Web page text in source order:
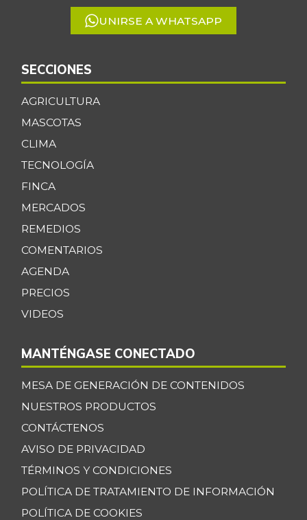
UNIRSE A WHATSAPP
SECCIONES
AGRICULTURA
MASCOTAS
CLIMA
TECNOLOGÍA
FINCA
MERCADOS
REMEDIOS
COMENTARIOS
AGENDA
PRECIOS
VIDEOS
MANTÉNGASE CONECTADO
MESA DE GENERACIÓN DE CONTENIDOS
NUESTROS PRODUCTOS
CONTÁCTENOS
AVISO DE PRIVACIDAD
TÉRMINOS Y CONDICIONES
POLÍTICA DE TRATAMIENTO DE INFORMACIÓN
POLÍTICA DE COOKIES